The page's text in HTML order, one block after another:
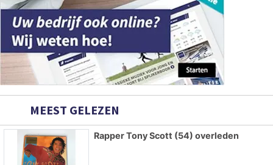
MEEST GELEZEN
Rapper Tony Scott (54) overleden